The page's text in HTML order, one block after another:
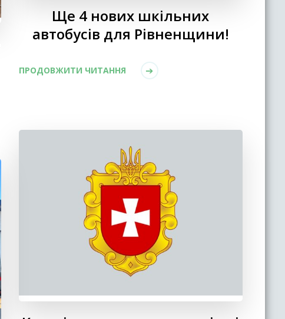
Ще 4 нових шкільних
автобусів для Рівненщини!
ПРОДОВЖИТИ ЧИТАННЯ